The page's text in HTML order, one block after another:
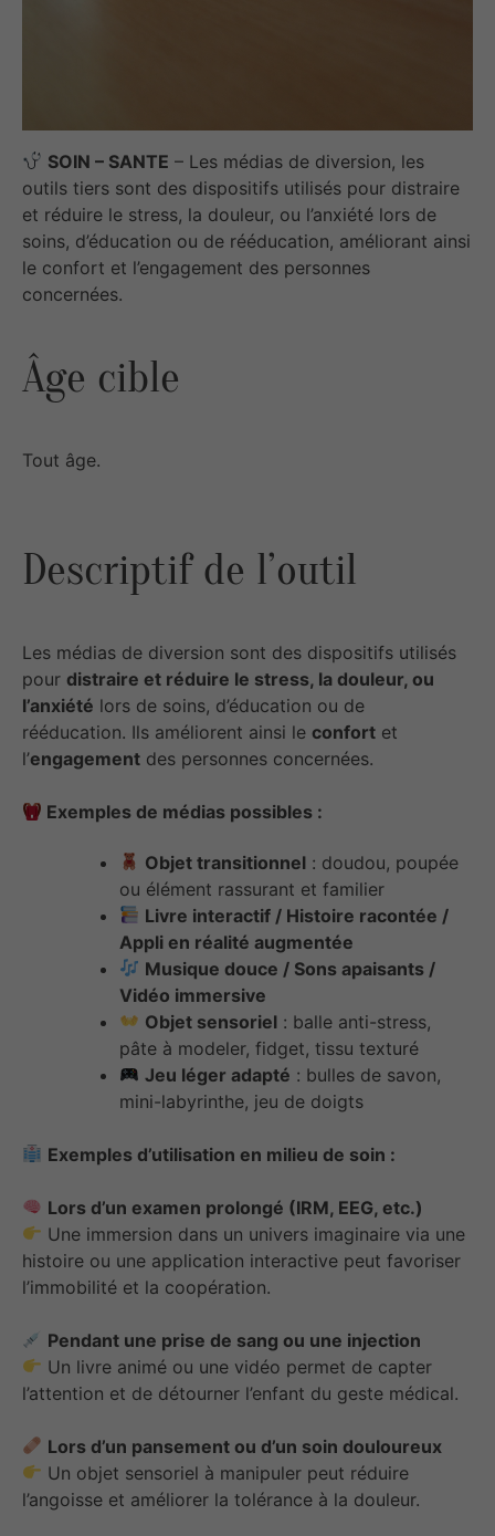
SOIN – SANTE – Les médias de diversion, les
outils tiers sont des dispositifs utilisés pour distraire
et réduire le stress, la douleur, ou l’anxiété lors de
soins, d’éducation ou de rééducation, améliorant ainsi
le confort et l’engagement des personnes
concernées.
Âge cible
Tout âge.
Descriptif de l’outil
Les médias de diversion sont des dispositifs utilisés
pour distraire et réduire le stress, la douleur, ou
l’anxiété lors de soins, d’éducation ou de
rééducation. Ils améliorent ainsi le confort et
l’engagement des personnes concernées.
Exemples de médias possibles :
Objet transitionnel : doudou, poupée
ou élément rassurant et familier
Livre interactif / Histoire racontée /
Appli en réalité augmentée
Musique douce / Sons apaisants /
Vidéo immersive
Objet sensoriel : balle anti-stress,
pâte à modeler, fidget, tissu texturé
Jeu léger adapté : bulles de savon,
mini-labyrinthe, jeu de doigts
Exemples d’utilisation en milieu de soin :
Lors d’un examen prolongé (IRM, EEG, etc.)
Une immersion dans un univers imaginaire via une
histoire ou une application interactive peut favoriser
l’immobilité et la coopération.
Pendant une prise de sang ou une injection
Un livre animé ou une vidéo permet de capter
l’attention et de détourner l’enfant du geste médical.
Lors d’un pansement ou d’un soin douloureux
Un objet sensoriel à manipuler peut réduire
l’angoisse et améliorer la tolérance à la douleur.